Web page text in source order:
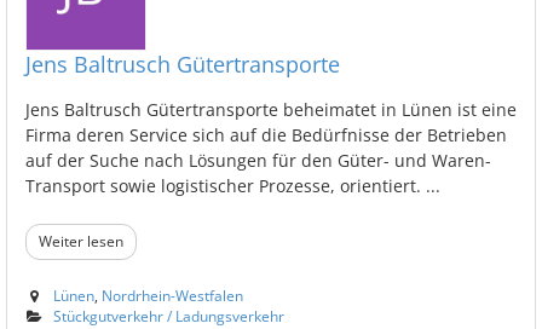
Jens Baltrusch Gütertransporte
Jens Baltrusch Gütertransporte beheimatet in Lünen ist eine
Firma deren Service sich auf die Bedürfnisse der Betrieben
auf der Suche nach Lösungen für den Güter- und Waren-
Transport sowie logistischer Prozesse, orientiert. ...
Weiter lesen
Lünen Nordrhein-Westfalen
Stückgutverkehr / Ladungsverkehr